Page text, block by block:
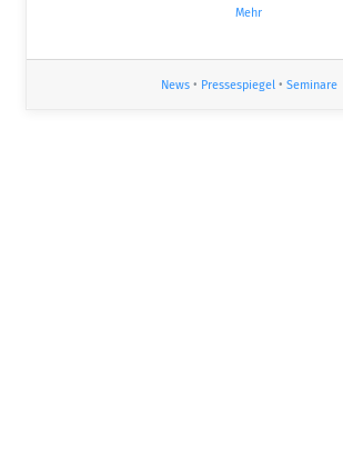
Mehr
News• Pressespiegel• Seminare